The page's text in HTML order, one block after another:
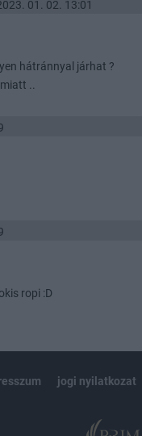
01. 02. 13:01
hátránnyal járhat ?
..
ropi :D
jogi nyilatkozat